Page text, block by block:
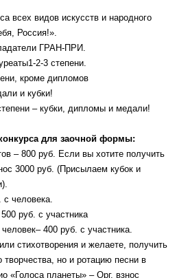
всех видов искусств и народного
Россия!».
ГРАН-ПРИ.
2-3 cтепени.
кроме дипломов
и кубки!
– кубки, дипломы и медали!
для заочной формы:
– 800 руб. Если вы хотите получить
3000 руб. (Присылаем кубок и
с человека.
руб. с участника
400 руб. с участника.
стихотворения и желаете, получить
творчества, но и ротацию песни в
«Голоса планеты» – Орг. взнос